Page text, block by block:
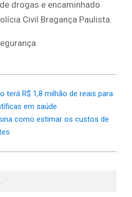
drogas e encaminhado
Civil Bragança Paulista.
terá R$ 1,8 milhão de reais para
em saúde
como estimar os custos de